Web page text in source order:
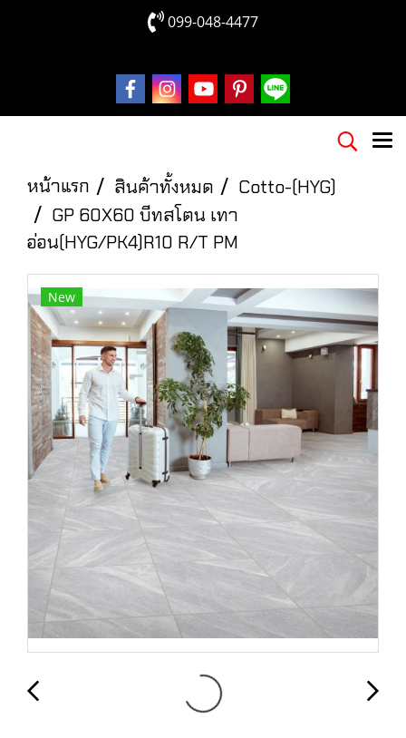
099-048-4477
หน้าแรก สินค้าทั้งหมด
Cotto-(HYG)
GP 60X60 บีทสโตน เทา
อ่อน(HYG/PK4)R10 R/T PM
New